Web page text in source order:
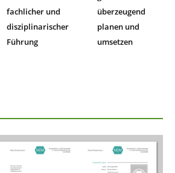
fachlicher und
disziplinarischer
Führung
überzeugend
planen und
umsetzen